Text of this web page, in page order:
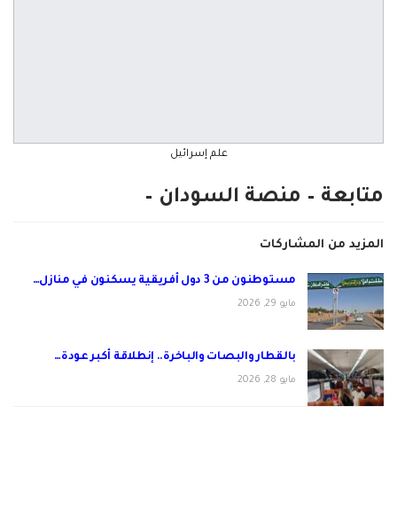
علم إسرائيل
متابعة – منصة السودان –
المزيد من المشاركات
مستوطنون من 3 دول أفريقية يسكنون في منازل…
مايو 29, 2026
بالقطار والبصات والباخرة.. إنطلاقة أكبر عودة…
مايو 28, 2026